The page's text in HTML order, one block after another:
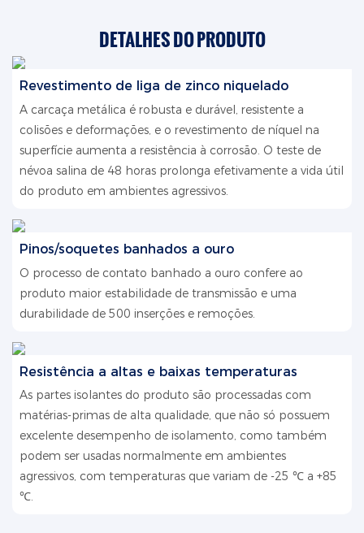
DETALHES DO PRODUTO
Revestimento de liga de zinco niquelado
A carcaça metálica é robusta e durável, resistente a
colisões e deformações, e o revestimento de níquel na
superfície aumenta a resistência à corrosão. O teste de
névoa salina de 48 horas prolonga efetivamente a vida útil
do produto em ambientes agressivos.
Pinos/soquetes banhados a ouro
O processo de contato banhado a ouro confere ao
produto maior estabilidade de transmissão e uma
durabilidade de 500 inserções e remoções.
Resistência a altas e baixas temperaturas
As partes isolantes do produto são processadas com
matérias-primas de alta qualidade, que não só possuem
excelente desempenho de isolamento, como também
podem ser usadas normalmente em ambientes
agressivos, com temperaturas que variam de -25 ℃ a +85
℃.